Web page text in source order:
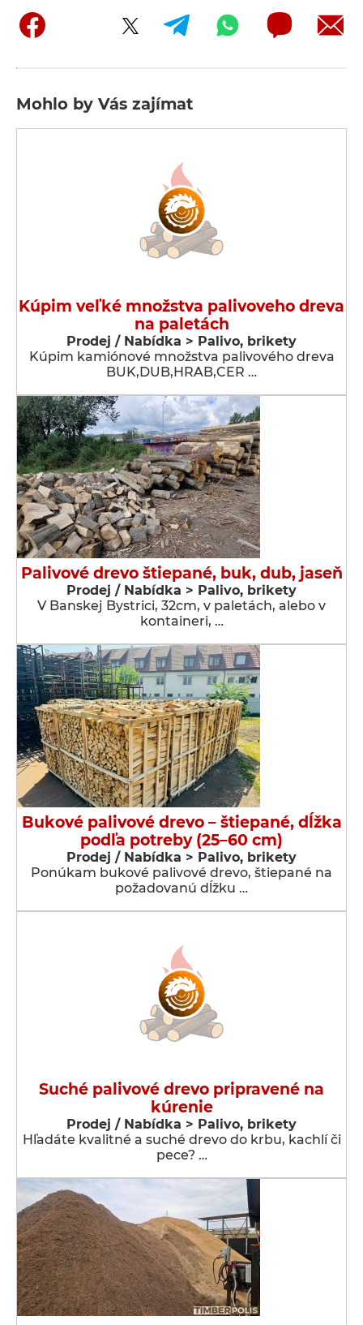
Mohlo by Vás zajímat
Kúpim veľké množstva palivoveho dreva
na paletách
Prodej / Nabídka > Palivo, brikety
Kúpim kamiónové množstva palivového dreva
BUK,DUB,HRAB,CER …
Palivové drevo štiepané, buk, dub, jaseň
Prodej / Nabídka > Palivo, brikety
V Banskej Bystrici, 32cm, v paletách, alebo v
kontaineri, …
Bukové palivové drevo – štiepané, dĺžka
podľa potreby (25–60 cm)
Prodej / Nabídka > Palivo, brikety
Ponúkam bukové palivové drevo, štiepané na
požadovanú dĺžku …
Suché palivové drevo pripravené na
kúrenie
Prodej / Nabídka > Palivo, brikety
Hľadáte kvalitné a suché drevo do krbu, kachlí či
pece? …